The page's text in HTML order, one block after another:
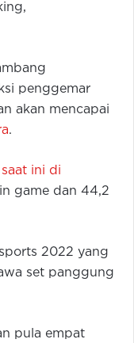
penggemar
akan mencapai
.
saat ini di
game dan 44,2
2022 yang
set panggung
pula empat